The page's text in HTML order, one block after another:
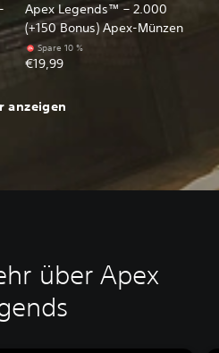
Apex Legends™ – 2.000
(+150 Bonus) Apex-Münzen
Spare 10 %
€19,99
anzeigen
über Apex